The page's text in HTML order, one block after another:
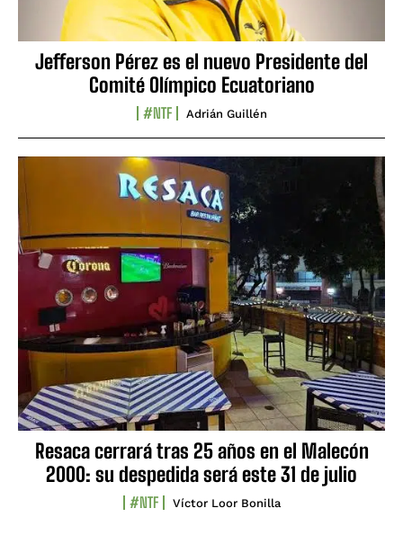
Jefferson Pérez es el nuevo Presidente del
Comité Olímpico Ecuatoriano
#NTF Adrián Guillén
Resaca cerrará tras 25 años en el Malecón
2000: su despedida será este 31 de julio
#NTF Víctor Loor Bonilla